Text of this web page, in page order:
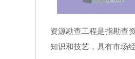
资源勘查工程是指勘查
知识和技艺，具有市场